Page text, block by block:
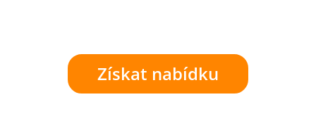
Získat nabídku